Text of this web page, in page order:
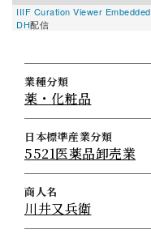
IIIF Curation Viewer Embedded
DH配信
業種分類
薬・化粧品
日本標準産業分類
5521医薬品卸売業
商人名
川井又兵衛